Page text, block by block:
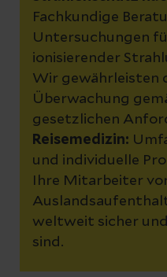
Fachkundige
Untersuchungen
ionisierender
Wir gewährleisten
Überwachung
gesetzlichen
Reisemedizin:
und individuelle
Ihre Mitarbeiter
weltweit sicher
sind.